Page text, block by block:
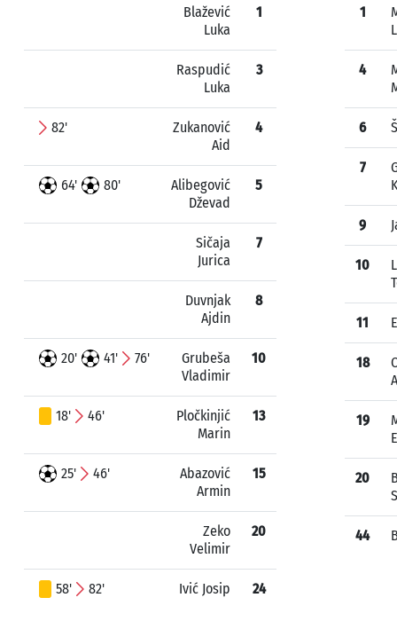
Blažević
Luka
1
Raspudić
Luka
3
82'
Zukanović
Aid
4
64' 80'
Alibegović
Dževad
5
Sičaja
Jurica
7
Duvnjak
Ajdin
8
20' 41' 76'
Grubeša
Vladimir
10
18' 46'
Pločkinjić
Marin
13
25' 46'
Abazović
Armin
15
Zeko
Velimir
20
58' 82' Ivić Josip 24
1
4
6
7
9
10
11
18
19
20
44